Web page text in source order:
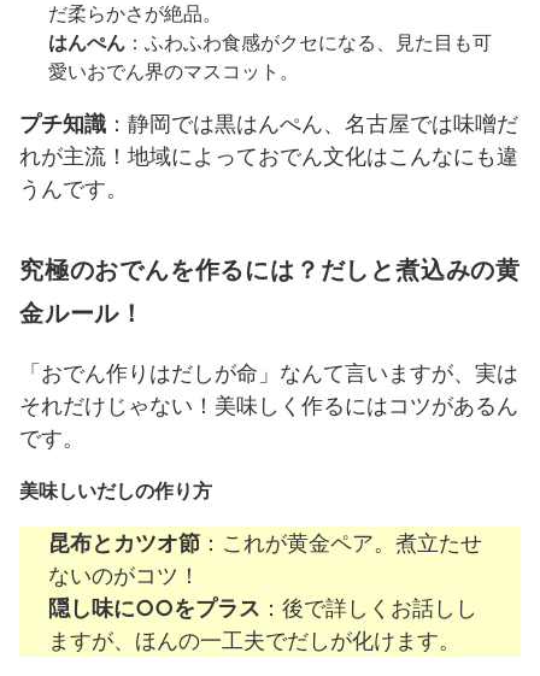
だ柔らかさが絶品。
はんぺん ：ふわふわ食感がクセになる、見た目も可
愛いおでん界のマスコット。
プチ知識 ：静岡では黒はんぺん、名古屋では味噌だ
れが主流！地域によっておでん文化はこんなにも違
うんです。
究極のおでんを作るには？だしと煮込みの黄
金ルール！
「おでん作りはだしが命」なんて言いますが、実は
それだけじゃない！美味しく作るにはコツがあるん
です。
美味しいだしの作り方
昆布とカツオ節 ：これが黄金ペア。煮立たせ
ないのがコツ！
隠し味に○○をプラス ：後で詳しくお話しし
ますが、ほんの一工夫でだしが化けます。